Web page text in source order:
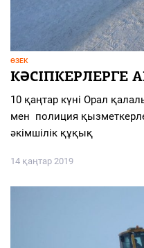
ӨЗЕК
10 қаңтар күні Орал
мен полиция
әкімшілік құқық
14 қаңтар 2019